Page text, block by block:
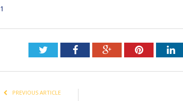
TwitterFacebookGoogle+Pinterest
PREVIOUS ARTICLE